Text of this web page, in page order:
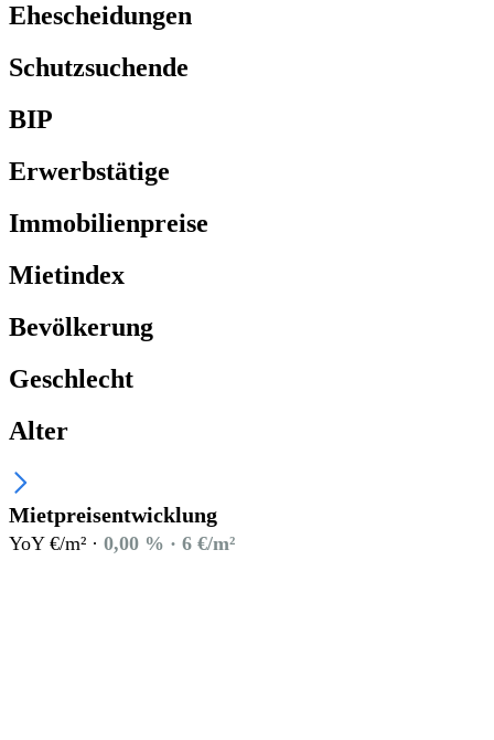
Ehescheidungen
Schutzsuchende
BIP
Erwerbstätige
Immobilienpreise
Mietindex
Bevölkerung
Geschlecht
Alter
Mietpreisentwicklung
YoY €/m² · 0,00 % · 6 €/m²